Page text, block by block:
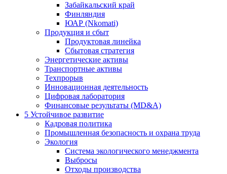
Забайкальский край
Финляндия
ЮАР (Nkomati)
Продукция и сбыт
Продуктовая линейка
Сбытовая стратегия
Энергетические активы
Транспортные активы
Техпрорыв
Инновационная деятельность
Цифровая лаборатория
Финансовые результаты (MD&A)
5 Устойчивое развитие
Кадровая политика
Промышленная безопасность и охрана труда
Экология
Система экологического менеджмента
Выбросы
Отходы производства